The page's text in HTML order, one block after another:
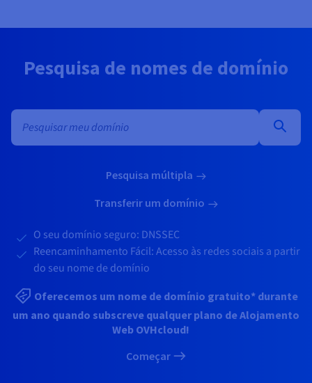
Pesquisa de nomes de domínio
Pesquisa em massa de domínios
Pesquisa múltipla
Transferir um domínio
O seu domínio seguro: DNSSEC
Reencaminhamento Fácil: Acesso às redes sociais a partir
do seu nome de domínio
Oferecemos um nome de domínio gratuito* durante
um ano quando subscreve qualquer plano de Alojamento
Web OVHcloud!
Começar